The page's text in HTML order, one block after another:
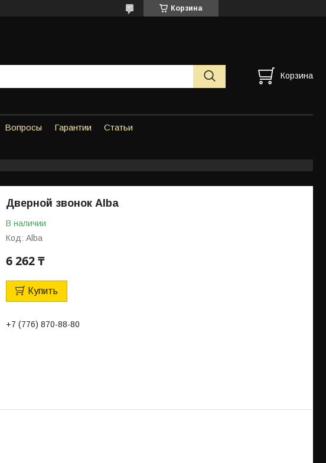
Корзина
Корзина
Вопросы Гарантии Статьи
Дверной звонок Alba
В наличии
Код: Alba
6 262 ₸
Купить
+7 (776) 870-88-80